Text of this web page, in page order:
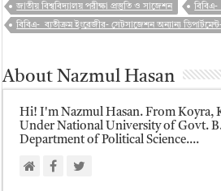
জাতীয় বিশ্ববিদ্যালয় পরীক্ষা প্রস্তুতি ও সাজেশন বিবিএ-
বিবিএ- ব্যতীক্রম ইংরেজীর- সেটসাজেশন অন্যান্য
About Nazmul Hasan
Hi! I'm Nazmul Hasan. From Koyra,
Under National University of Govt.
Department of Political Science....